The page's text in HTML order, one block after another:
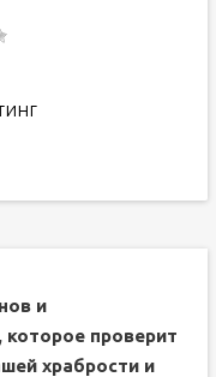
и
которое проверит
храбрости и